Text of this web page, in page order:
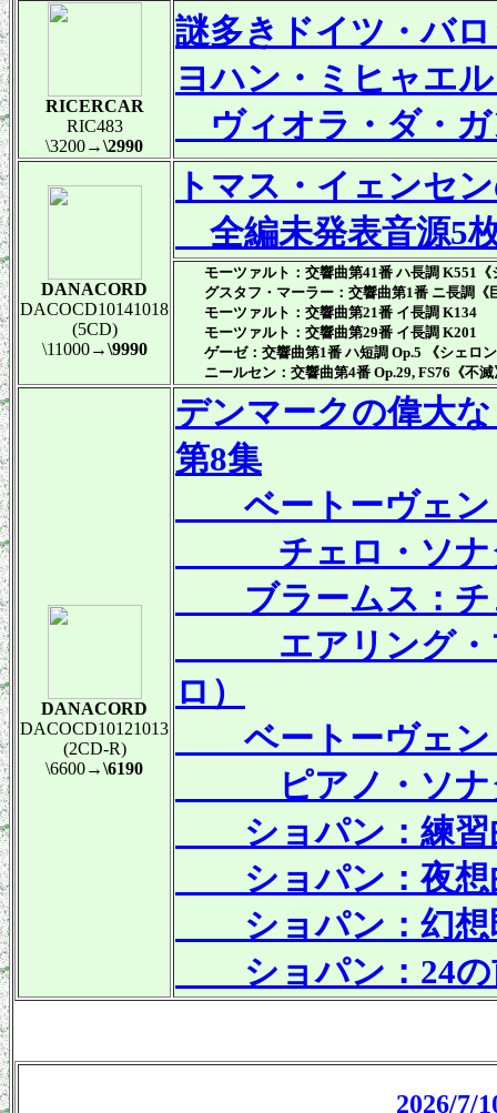
RICERCAR
RIC483
\3200→\2990
謎多きドイツ・バ
ヨハン・ミヒャエ
ヴィオラ・ダ・ガ
DANACORD
DACOCD10141018
(5CD)
\11000→\9990
トマス・イェンセ
全編未発表音源5
モーツァルト：交響曲第41番 ハ長調 K551《
グスタフ・マーラー：交響曲第1番 ニ長調《
モーツァルト：交響曲第21番 イ長調 K134
モーツァルト：交響曲第29番 イ長調 K201
ゲーゼ：交響曲第1番 ハ短調 Op.5 《シェロ
ニールセン：交響曲第4番 Op.29, FS76《不滅
DANACORD
DACOCD10121013
(2CD-R)
\6600→\6190
デンマークの偉大
第8集
ベートーヴェン
チェロ・ソナタ
ブラームス：チ
エアリング・ブ
ロ）
ベートーヴェン
ピアノ・ソナタ
ショパン：練習
ショパン：夜想
ショパン：幻想
ショパン：24の
2026/7/